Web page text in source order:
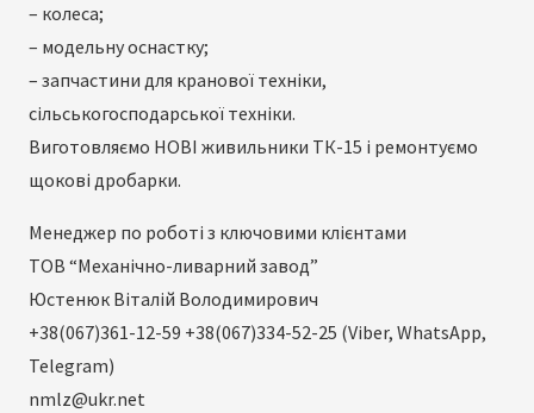
– колеса;
– модельну оснастку;
– запчастини для кранової техніки,
сільськогосподарської техніки.
Виготовляємо НОВІ живильники ТК-15 і ремонтуємо
щокові дробарки.
Менеджер по роботі з ключовими клієнтами
ТОВ “Механічно-ливарний завод”
Юстенюк Віталій Володимирович
+38(067)361-12-59 +38(067)334-52-25 (Viber, WhatsApp,
Telegram)
nmlz@ukr.net